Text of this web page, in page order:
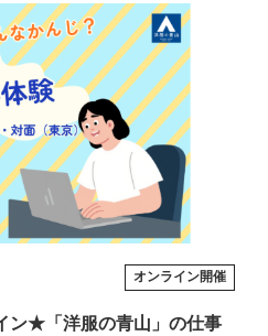
オンライン開催
ン★「洋服の青山」の仕事